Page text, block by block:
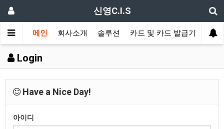
신영C.I.S
메인 회사소개 솔루션 카드 및 카드 발급기 신
Login
Have a Nice Day!
아이디